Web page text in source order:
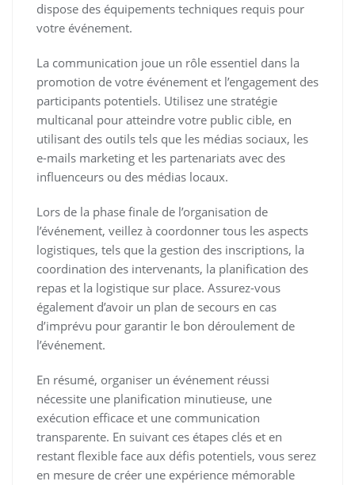
dispose des équipements techniques requis pour
votre événement.
La communication joue un rôle essentiel dans la
promotion de votre événement et l’engagement des
participants potentiels. Utilisez une stratégie
multicanal pour atteindre votre public cible, en
utilisant des outils tels que les médias sociaux, les
e-mails marketing et les partenariats avec des
influenceurs ou des médias locaux.
Lors de la phase finale de l’organisation de
l’événement, veillez à coordonner tous les aspects
logistiques, tels que la gestion des inscriptions, la
coordination des intervenants, la planification des
repas et la logistique sur place. Assurez-vous
également d’avoir un plan de secours en cas
d’imprévu pour garantir le bon déroulement de
l’événement.
En résumé, organiser un événement réussi
nécessite une planification minutieuse, une
exécution efficace et une communication
transparente. En suivant ces étapes clés et en
restant flexible face aux défis potentiels, vous serez
en mesure de créer une expérience mémorable